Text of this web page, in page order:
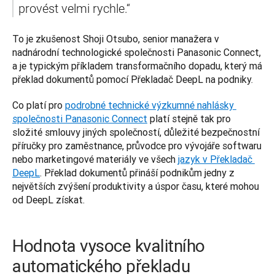
provést velmi rychle.“
To je zkušenost Shoji Otsubo, senior manažera v
nadnárodní technologické společnosti Panasonic Connect,
a je typickým příkladem transformačního dopadu, který má
překlad dokumentů pomocí Překladač DeepL na podniky.
Co platí pro podrobné technické výzkumné nahlásky
společnosti Panasonic Connect platí stejně tak pro
složité smlouvy jiných společností, důležité bezpečnostní
příručky pro zaměstnance, průvodce pro vývojáře softwaru
nebo marketingové materiály ve všech jazyk v Překladač
DeepL. Překlad dokumentů přináší podnikům jedny z
největších zvýšení produktivity a úspor času, které mohou
od DeepL získat.
Hodnota vysoce kvalitního
automatického překladu